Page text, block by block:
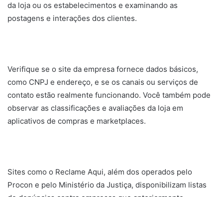
da loja ou os estabelecimentos e examinando as
postagens e interações dos clientes.
Verifique se o site da empresa fornece dados básicos,
como CNPJ e endereço, e se os canais ou serviços de
contato estão realmente funcionando. Você também pode
observar as classificações e avaliações da loja em
aplicativos de compras e marketplaces.
Sites como o Reclame Aqui, além dos operados pelo
Procon e pelo Ministério da Justiça, disponibilizam listas